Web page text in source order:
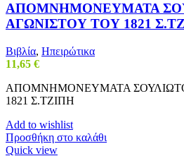
ΑΠΟΜΝΗΜΟΝΕΥΜΑΤΑ
ΑΓΩΝΙΣΤΟΥ ΤΟΥ 1821
Βιβλία, Ηπειρώτικα
11,65 €
ΑΠΟΜΝΗΜΟΝΕΥΜΑΤΑ
1821 Σ.ΤΖΙΠΗ
Add to wishlist
Προσθήκη στο καλάθι
Quick view